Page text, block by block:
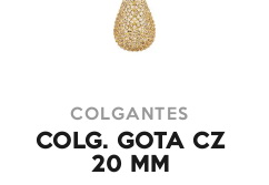
COLGANTES
COLG. GOTA CZ
20 MM